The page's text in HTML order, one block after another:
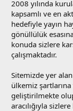
2008 yılında
kapsamlı ve en
hedefiyle yayın
gönüllülük
konuda sizlere
çalışmaktadır.
Sitemizde yer
ülkemiz
geliştirilmekte
aracılığıyla